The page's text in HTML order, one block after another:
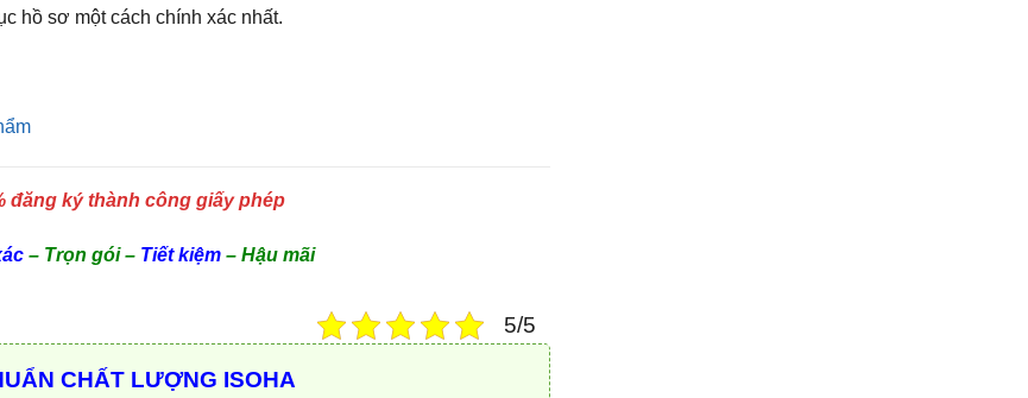
hồ sơ một cách chính xác nhất.
đăng ký thành công giấy phép
– Trọn gói – Tiết kiệm– Hậu mãi
5/5
CHẤT LƯỢNG ISOHA